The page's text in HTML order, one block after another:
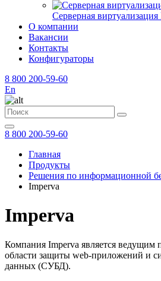
Серверная
О компании
Вакансии
Контакты
Конфигураторы
8 800 200-59-60
En
8 800 200-59-60
Главная
Продукты
Решения по информационной
Imperva
Imperva
Компания Imperva является ведущим
области защиты web-приложений и
данных (CУБД).